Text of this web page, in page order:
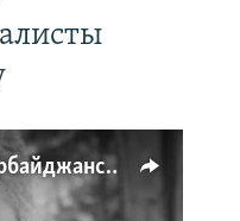
Имидж – все. Почему азербайджанские правозащитники и независимые журналисты попадают в тюрьму